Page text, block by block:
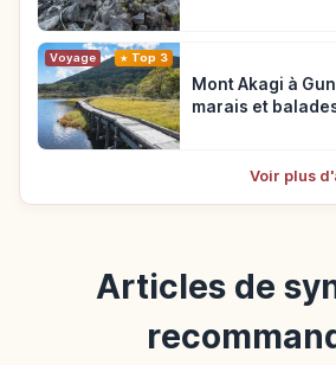
Voyage Top 3
Mont Akagi à
marais et
Voir plus
Articles de